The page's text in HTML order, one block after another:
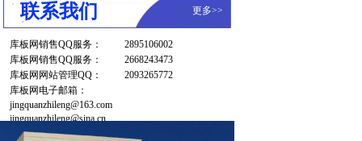
联系我们 更多>>
库板网销售QQ服务：
2895106002
库板网销售QQ服务：
2668243473
库板网网站管理QQ：
2093265772
库板网电子邮箱：
jingquanzhileng@163.com
jingquanzhileng@sina.cn